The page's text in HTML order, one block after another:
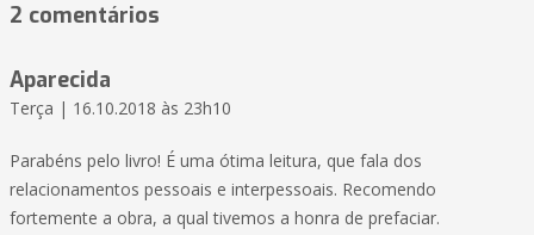
2 comentários
Aparecida
Terça | 16.10.2018 às 23h10
Parabéns pelo livro! É uma ótima leitura, que fala dos
relacionamentos pessoais e interpessoais. Recomendo
fortemente a obra, a qual tivemos a honra de prefaciar.